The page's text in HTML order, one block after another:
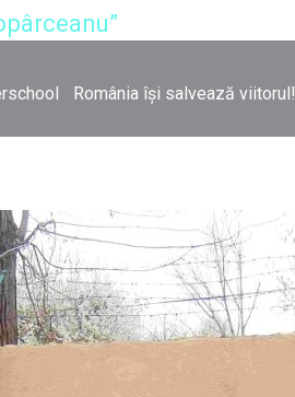
România își salvează viitorul!